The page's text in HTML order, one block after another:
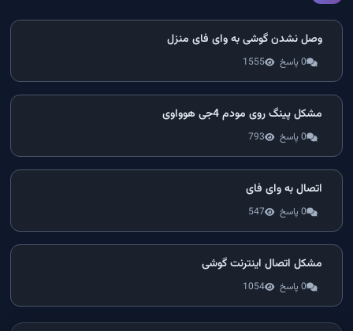
وصل نشدن گوشی به وای فای منزل
0 پاسخ 1555
مشکل پینگ روی مودم 4جی هوواوی
0 پاسخ 793
اتصال به وای فای
0 پاسخ 547
مشکل اتصال اینترنت گوشی
0 پاسخ 1054